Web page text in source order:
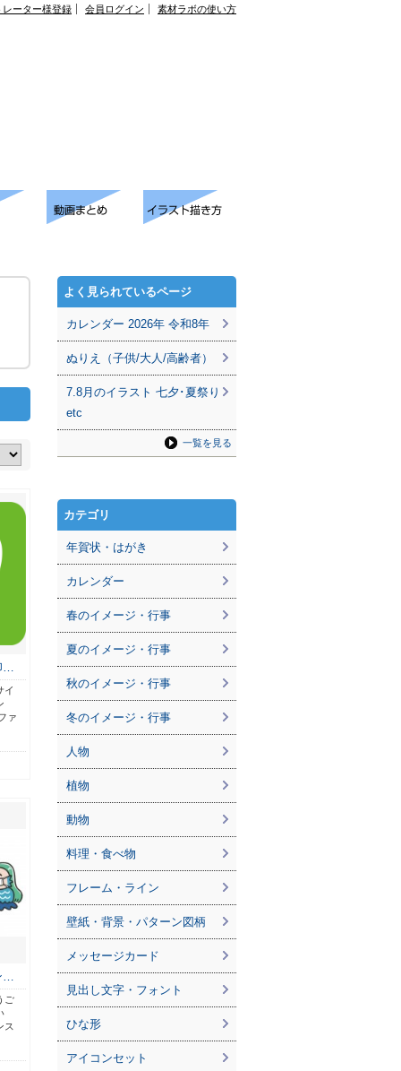
レーター様登録 会員ログイン 素材ラボの使い方
…
イ
ァ
…
ご
ス
よく見られているページ
カレンダー 2026年 令和8年
ぬりえ（子供/大人/高齢者）
7.8月のイラスト 七夕･夏祭り
etc
一覧を見る
カテゴリ
年賀状・はがき
カレンダー
春のイメージ・行事
夏のイメージ・行事
秋のイメージ・行事
冬のイメージ・行事
人物
植物
動物
料理・食べ物
フレーム・ライン
壁紙・背景・パターン図柄
メッセージカード
見出し文字・フォント
ひな形
アイコンセット